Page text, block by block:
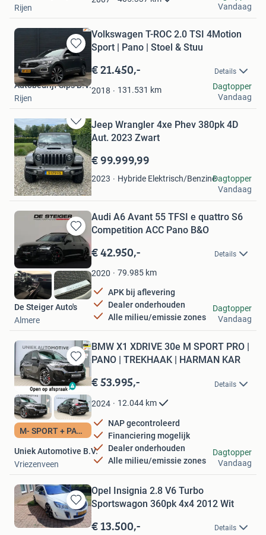
Rijen
Vandaag
Bewaren
Mijn
Favorieten
Volkswagen T-ROC 2.0 TSI 4Motion
Sport | Pano | Stoel & Stuu
€ 21.450,- Details
2018 131.531 km
Autobedrijf Sips B.V.
Rijen
Dagtopper
Vandaag
Bewaren
in
Mijn
Favorieten
Jeep Wrangler 4xe Phev 380pk 4D
Aut. 2023 Zwart
€ 99.999,99
2023 Hybride Elektrisch/Benzine
Ferry
Rotterdam
Dagtopper
Vandaag
Bewaren
in
Mijn
Favorieten
Audi A6 Avant 55 TFSI e quattro S6
Competition ACC Pano B&O
€ 42.950,- Details
2020 79.985 km
APK bij aflevering
Dealer onderhouden
Alle milieu/emissie zones
De Steiger Auto's
Almere
Dagtopper
Vandaag
Bewaren
in
Mijn
Favorieten
M- SPORT + PANO
BMW X1 XDRIVE 30e M SPORT PRO |
PANO | TREKHAAK | HARMAN KAR
€ 53.995,- Details
2024 12.044 km
NAP gecontroleerd
Financiering mogelijk
Dealer onderhouden
Alle milieu/emissie zones
Uniek Automotive B.V.
Vriezenveen
Dagtopper
Vandaag
Bewaren
in
Opel Insignia 2.8 V6 Turbo
Sportswagon 360pk 4x4 2012 Wit
€ 13.500,- Details